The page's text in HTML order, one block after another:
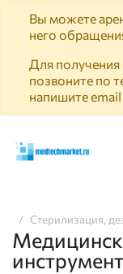
Вы можете
него
Для
позвоните по
напишите email
Стерилизация,